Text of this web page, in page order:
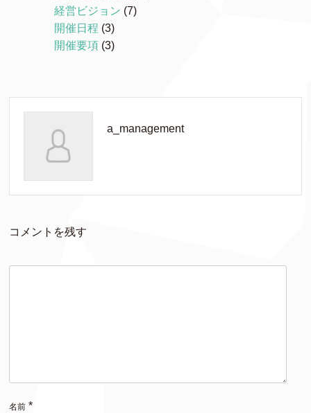
経営ビジョン (7)
開催日程 (3)
開催要項 (3)
a_management
コメントを残す
名前 *